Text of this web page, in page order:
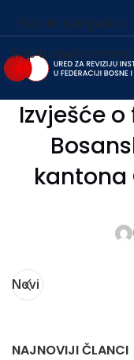
Skip to navigation
Skip to main content
Izvješće
kantona
Novi
NAJNOVIJI ČLANCI